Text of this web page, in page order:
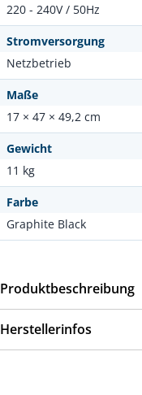
220 - 240V / 50Hz
Stromversorgung
Netzbetrieb
Maße
17 × 47 × 49,2 cm
Gewicht
11 kg
Farbe
Graphite Black
Produktbeschreibung
Herstellerinfos